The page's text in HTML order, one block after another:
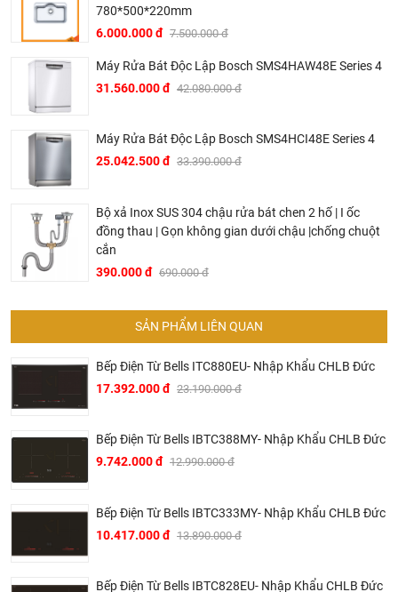
Ở đâu mua bếp điện từ Bosch chính hãng và giá rẻ
nhất ?
Khalinguyen.vn là đơn vị cung cấp sản
phẩmBosch
chúng tôi cam kết các sản phẩm Bosch được phân phối
780*500*220mm
6.000.000 đ 7.500.000 đ
Máy Rửa Bát Độc Lập Bosch SMS4HAW48E Series 4
31.560.000 đ 42.080.000 đ
Máy Rửa Bát Độc Lập Bosch SMS4HCI48E Series 4
25.042.500 đ 33.390.000 đ
Bộ xả Inox SUS 304 chậu rửa bát chen 2 hố | I ốc
đồng thau | Gọn không gian dưới chậu |chống chuột
cắn
390.000 đ 690.000 đ
SẢN PHẨM LIÊN QUAN
Bếp Điện Từ Bells ITC880EU- Nhập Khẩu CHLB Đức
17.392.000 đ 23.190.000 đ
Bếp Điện Từ Bells IBTC388MY- Nhập Khẩu CHLB Đức
9.742.000 đ 12.990.000 đ
Bếp Điện Từ Bells IBTC333MY- Nhập Khẩu CHLB Đức
10.417.000 đ 13.890.000 đ
Bếp Điện Từ Bells IBTC828EU- Nhập Khẩu CHLB Đức